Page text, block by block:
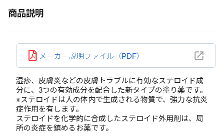
商品説明
メーカー説明ファイル（PDF）
湿疹、皮膚炎などの皮膚トラブルに有効なステロイド成
分に、3つの有効成分を配合した新タイプの塗り薬です。
※ステロイドは人の体内で生成される物質で、強力な抗炎
症作用を有します。
ステロイドを化学的に合成したステロイド外用剤は、局
所の炎症を鎮めるお薬です。